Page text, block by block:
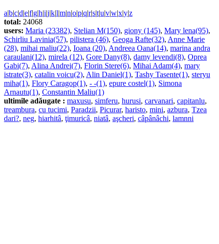
a|b|c|d|e|f|g|h|i|j|k|l|m|n|o|p|q|r|s|t|u|v|w|x|y|z
total: 24068
users: Maria (23382), Stelian M(150), giony (145), Mary lena(95),
Schirliu Lavinia(57), pilistera (46), Geoga Rafte(32), Anne Marie
(28), mihai maliu(22), Ioana (20), Andreea Oana(14), marina andra
caraulani(12), mirela (12), Gore Dany(8), damy levendi(8), Oprea
Gabi(7), Alina Andrei(7), Florin Stere(6), Mihai Adam(4), mary
istrate(3), catalin voicu(2), Alin Daniel(1), Tashy Tasente(1), steryu
miha(1), Flory Caragop(1), - -(1), epure costel(1), Simona
Arnautu(1), Constantin Maliu(1)
ultimile adăugate : maxusu, simferu, hurusi, carvanari, capitanlu,
treambura, cu tucimi, Paradzii, Picurar, haristo, mini, azbura, Tzea
dari?, neg, hiarhitâ, ţimuricâ, niatâ, aşcheri, câpânâchi, lamnni